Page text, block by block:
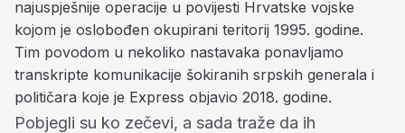
najuspješnije operacije u povijesti Hrvatske vojske
kojom je oslobođen okupirani teritorij 1995. godine.
Tim povodom u nekoliko nastavaka ponavljamo
transkripte komunikacije šokiranih srpskih generala i
političara koje je Express objavio 2018. godine.
Pobjegli su ko zečevi, a sada traže da ih